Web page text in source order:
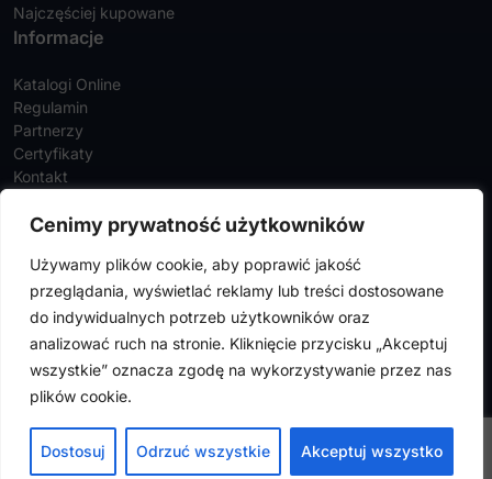
Cenimy prywatność użytkowników
Używamy plików cookie, aby poprawić jakość
przeglądania, wyświetlać reklamy lub treści dostosowane
do indywidualnych potrzeb użytkowników oraz
analizować ruch na stronie. Kliknięcie przycisku „Akceptuj
wszystkie” oznacza zgodę na wykorzystywanie przez nas
plików cookie.
Dostosuj Odrzuć wszystkie Akceptuj wszystko
Najczęściej kupowane
Informacje
Katalogi Online
Regulamin
Partnerzy
Certyfikaty
Kontakt
Zamówienia
Adresy
FalconMedical © 2024. Wszystkie prawa zastrzeżone |
prywatności|Polityka cookies
Design byVENTI